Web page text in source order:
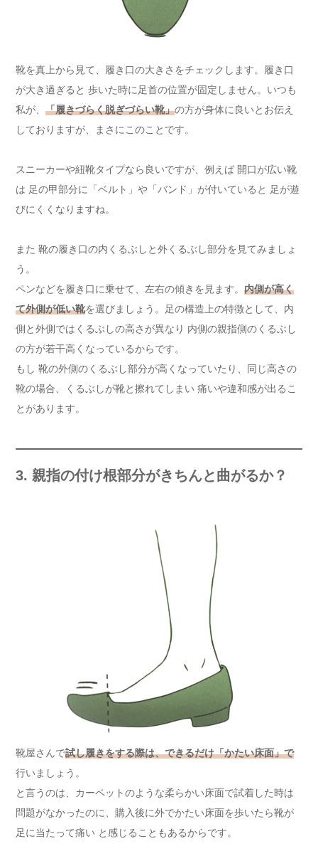
靴を真上から見て、履き口の大きさをチェックします。履き口
が大き過ぎると 歩いた時に足首の位置が固定しません。いつも
私が、 「履きづらく脱ぎづらい靴」の方が身体に良いとお伝え
しておりますが、まさにこのことです。
スニーカーや紐靴タイプなら良いですが、例えば 開口が広い靴
は 足の甲部分に「ベルト」や「バンド」が付いていると 足が遊
びにくくなりますね。
また 靴の履き口の内くるぶしと外くるぶし部分を見てみましょ
う。
ペンなどを履き口に乗せて、左右の傾きを見ます。 内側が高く
て外側が低い靴を選びましょう。足の構造上の特徴として、内
側と外側ではくるぶしの高さが異なり 内側の親指側のくるぶし
の方が若干高くなっているからです。
もし 靴の外側のくるぶし部分が高くなっていたり、同じ高さの
靴の場合、くるぶしが靴と擦れてしまい 痛いや違和感が出るこ
とがあります。
3. 親指の付け根部分がきちんと曲がるか？
靴屋さんで試し履きをする際は、できるだけ「かたい床面」で
行いましょう。
と言うのは、カーペットのような柔らかい床面で試着した時は
問題がなかったのに、購入後に外でかたい床面を歩いたら靴が
足に当たって痛い と感じることもあるからです。